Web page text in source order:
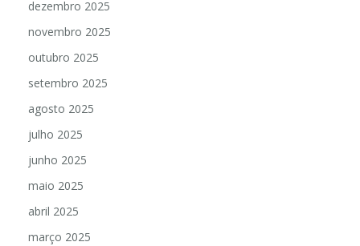
dezembro 2025
novembro 2025
outubro 2025
setembro 2025
agosto 2025
julho 2025
junho 2025
maio 2025
abril 2025
março 2025